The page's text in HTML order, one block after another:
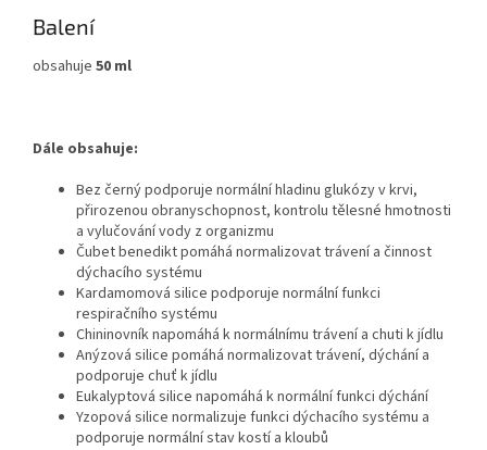
Balení
obsahuje 50 ml
Dále obsahuje:
Bez černý podporuje normální hladinu glukózy v krvi,
přirozenou obranyschopnost, kontrolu tělesné hmotnosti
a vylučování vody z organizmu
Čubet benedikt pomáhá normalizovat trávení a činnost
dýchacího systému
Kardamomová silice podporuje normální funkci
respiračního systému
Chininovník napomáhá k normálnímu trávení a chuti k jídlu
Anýzová silice pomáhá normalizovat trávení, dýchání a
podporuje chuť k jídlu
Eukalyptová silice napomáhá k normální funkci dýchání
Yzopová silice normalizuje funkci dýchacího systému a
podporuje normální stav kostí a kloubů